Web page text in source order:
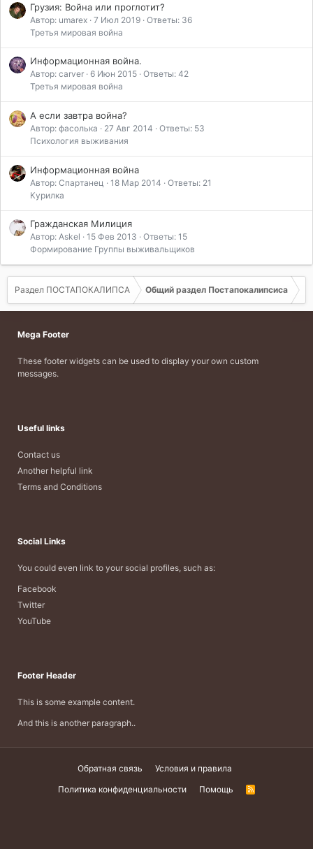
Грузия: Война или проглотит?
Автор: umarex 7 Июл 2019 Ответы: 36
Третья мировая война
Информационная война.
Автор: carver 6 Июн 2015 Ответы: 42
Третья мировая война
А если завтра война?
Автор: фасолька 27 Авг 2014
Ответы: 53
Психология выживания
Информационная война
Автор: Спартанец 18 Мар 2014
Ответы: 21
Курилка
Гражданская Милиция
Автор: Askel 15 Фев 2013
Ответы: 15
Формирование Группы выживальщиков
Раздел ПОСТАПОКАЛИПСА Общий раздел Постапокалипсиса
Mega Footer
These footer widgets can be used to display your own custom
messages.
Useful links
Contact us
Another helpful link
Terms and Conditions
Social Links
You could even link to your social profiles, such as:
Facebook
Twitter
YouTube
Footer Header
This is some example content.
And this is another paragraph..
Обратная связь
Условия и правила
Политика конфиденциальности
Помощь
R